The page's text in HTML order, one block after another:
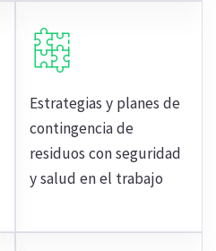
Estrategias y planes de
contingencia de
residuos con seguridad
y salud en el trabajo